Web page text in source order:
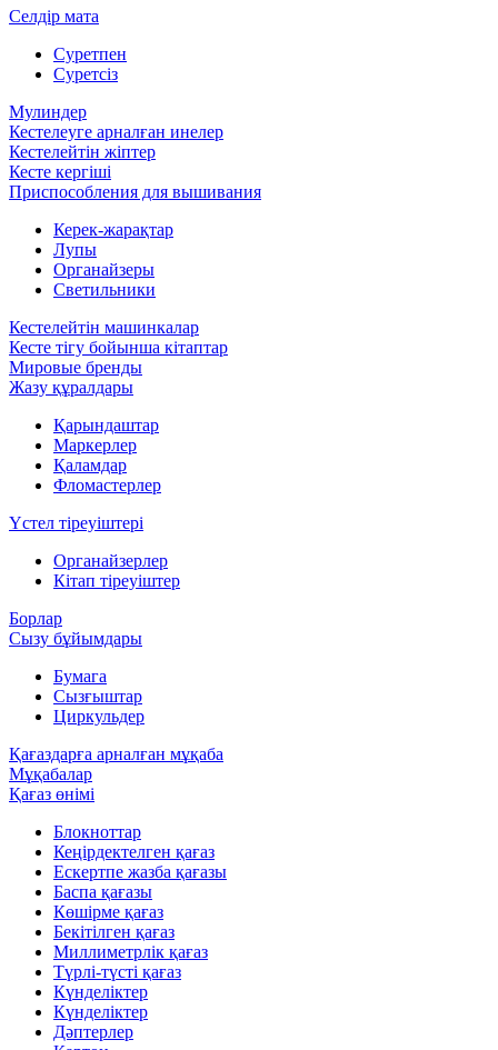
Селдір мата
Суретпен
Суретсіз
Мулиндер
Кестелеуге арналған инелер
Кестелейтін жіптер
Кесте кергіші
Приспособления для вышивания
Керек-жарақтар
Лупы
Органайзеры
Светильники
Кестелейтін машинкалар
Кесте тігу бойынша кітаптар
Мировые бренды
Жазу құралдары
Қарындаштар
Маркерлер
Қаламдар
Фломастерлер
Үстел тіреуіштері
Органайзерлер
Кітап тіреуіштер
Борлар
Сызу бұйымдары
Бумага
Сызғыштар
Циркульдер
Қағаздарға арналған мұқаба
Мұқабалар
Қағаз өнімі
Блокноттар
Кеңірдектелген қағаз
Ескертпе жазба қағазы
Баспа қағазы
Көшірме қағаз
Бекітілген қағаз
Миллиметрлік қағаз
Түрлі-түсті қағаз
Күнделіктер
Күнделіктер
Дәптерлер